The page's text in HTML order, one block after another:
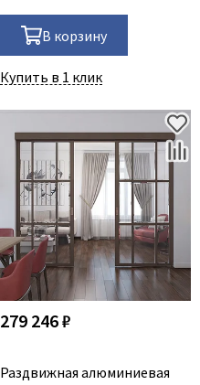
В корзину
Купить в 1 клик
279 246 ₽
Раздвижная алюминиевая